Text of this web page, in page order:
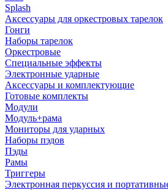
Splash
Аксессуары для оркестровых тарелок
Гонги
Наборы тарелок
Оркестровые
Специальные эффекты
Электронные ударные
Аксессуары и комплектующие
Готовые комплекты
Модули
Модуль+рама
Мониторы для ударных
Наборы пэдов
Пэды
Рамы
Триггеры
Электронная перкуссия и